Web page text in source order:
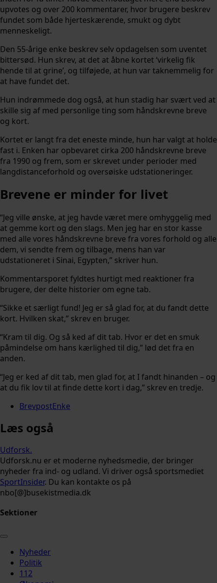
upvotes og over 200 kommentarer, hvor brugere beskrev
fundet som både hjerteskærende, smukt og dybt
menneskeligt.
Den 55-årige enke beskrev selv opdagelsen som uventet
bittersød. Hun skrev, at det at åbne kortet ‘virkelig fik
hende til at grine’, og tilføjede, at hun var taknemmelig for
at have fundet det.
Hun indrømmede dog også, at hun stadig har svært ved at
skille sig af med personlige ting som håndskrevne breve
og kort.
Kortet er langt fra det eneste minde, hun har valgt at holde
fast i. Enken har opbevaret cirka 200 håndskrevne breve
fra 1990 og frem, som er skrevet under perioder med
langdistanceforhold og oversøiske udstationeringer.
Brevene er minder for livet
“Jeg ville ønske, at jeg havde været mere omhyggelig med
at gemme kort og den slags. Men jeg har en stor kasse
med alle vores håndskrevne breve fra vores forhold og alle
dem, vi sendte frem og tilbage, mens han var
udstationeret i Sinai, Egypten,” skriver hun.
Kommentarsporet fyldtes hurtigt med reaktioner fra
brugere, der delte historier om egne tab.
“Sikke et særligt fund! Jeg er så glad for, at du fandt dette
kort. Hvilken skat,” skrev en bruger.
“Kram til dig. Og så ked af dit tab. Hvor er det en smuk
påmindelse om hans kærlighed til dig,” lød det fra en
anden.
“Jeg er ked af dit tab, men glad for, at I fandt hinanden – og
at du fik lov til at finde dette kort i dag,” skrev en tredje.
BrevpostEnke
Læs også
Udforsk.
Udforsk.nu er et moderne nyhedsmedie, der bringer
nyheder fra ind- og udland. Vi driver også sportsmediet
SportInsider. Du kan kontakte os på
nbo[@]busekistmedia.dk
Sektioner
Nyheder
Politik
112